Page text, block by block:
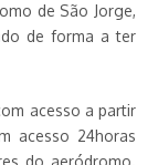
de São Jorge,
de forma a ter
acesso a partir
acesso 24horas